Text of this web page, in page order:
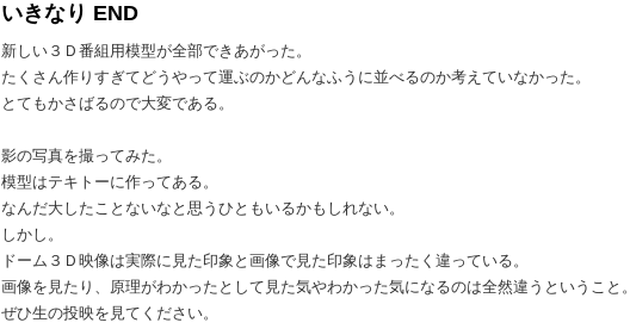
いきなり END
新しい３Ｄ番組用模型が全部できあがった。
たくさん作りすぎてどうやって運ぶのかどんなふうに並べるのか考えていなかった。
とてもかさばるので大変である。
影の写真を撮ってみた。
模型はテキトーに作ってある。
なんだ大したことないなと思うひともいるかもしれない。
しかし。
ドーム３Ｄ映像は実際に見た印象と画像で見た印象はまったく違っている。
画像を見たり、原理がわかったとして見た気やわかった気になるのは全然違うということ。
ぜひ生の投映を見てください。